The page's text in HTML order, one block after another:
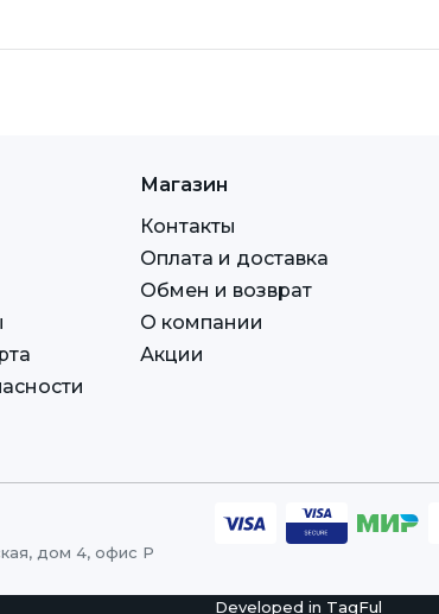
Магазин
Контакты
Оплата и доставка
Обмен и возврат
О компании
Акции
дом 4, офис Р
Developed in TagFul